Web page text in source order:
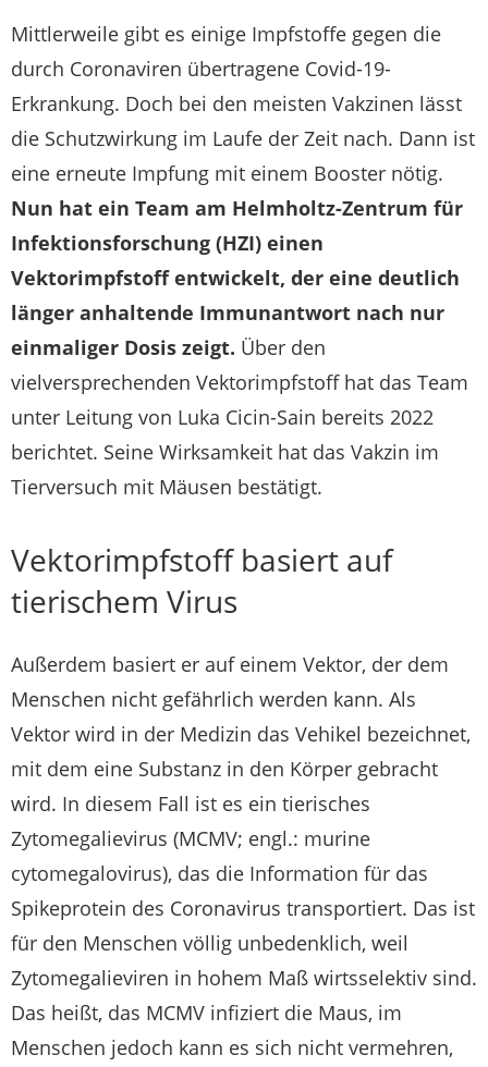
Mittlerweile gibt es einige Impfstoffe gegen die
durch Coronaviren übertragene Covid-19-
Erkrankung. Doch bei den meisten Vakzinen lässt
die Schutzwirkung im Laufe der Zeit nach. Dann ist
eine erneute Impfung mit einem Booster nötig.
Nun hat ein Team am Helmholtz-Zentrum für
Infektionsforschung (HZI) einen
Vektorimpfstoff entwickelt, der eine deutlich
länger anhaltende Immunantwort nach nur
einmaliger Dosis zeigt. Über den
vielversprechenden Vektorimpfstoff hat das Team
unter Leitung von Luka Cicin-Sain bereits 2022
berichtet. Seine Wirksamkeit hat das Vakzin im
Tierversuch mit Mäusen bestätigt.
Vektorimpfstoff basiert auf
tierischem Virus
Außerdem basiert er auf einem Vektor, der dem
Menschen nicht gefährlich werden kann. Als
Vektor wird in der Medizin das Vehikel bezeichnet,
mit dem eine Substanz in den Körper gebracht
wird. In diesem Fall ist es ein tierisches
Zytomegalievirus (MCMV; engl.: murine
cytomegalovirus), das die Information für das
Spikeprotein des Coronavirus transportiert. Das ist
für den Menschen völlig unbedenklich, weil
Zytomegalieviren in hohem Maß wirtsselektiv sind.
Das heißt, das MCMV infiziert die Maus, im
Menschen jedoch kann es sich nicht vermehren,